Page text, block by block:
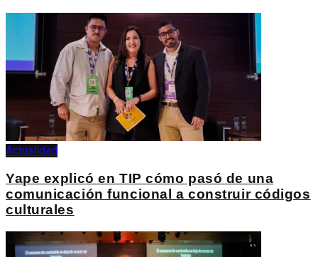
Actualidad
Yape explicó en TIP cómo pasó de una
comunicación funcional a construir códigos
culturales